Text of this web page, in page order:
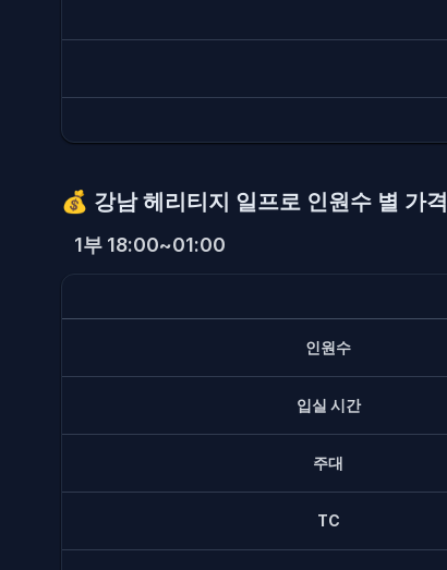
💰 강남 헤리티지 일프로 인원수 별 가격
1부 18:00~01:00
인원수
입실 시간
주대
TC